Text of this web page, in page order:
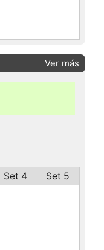
Ver más
Set 4 Set 5